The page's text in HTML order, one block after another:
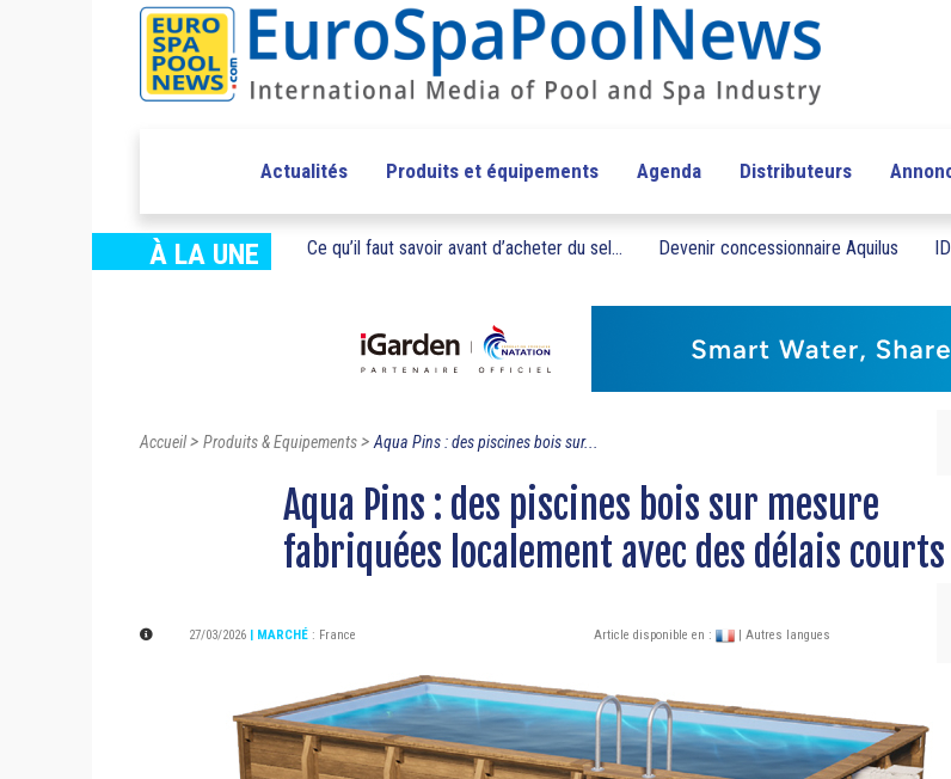
Actualités Produits et équipements Agenda Distributeurs
À LA UNE Ce qu’il faut savoir avant d’acheter du sel... Devenir concessionnaire Aquilus
Accueil> Produits & Equipements>Aqua Pins : des piscines bois sur...
Aqua Pins : des piscines bois sur mesure
fabriquées localement avec des délais courts
27/03/2026 | MARCHÉ : France Article disponible en : | Autres langues